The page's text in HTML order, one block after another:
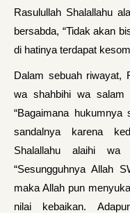
Rasulullah Shalallahu
bersabda, “Tidak akan
di hatinya terdapat
Dalam sebuah riwayat,
wa shahbihi wa salam
“Bagaimana
sandalnya karena
Shalallahu alaihi
“Sesungguhnya Allah
maka Allah pun
nilai kebaikan.